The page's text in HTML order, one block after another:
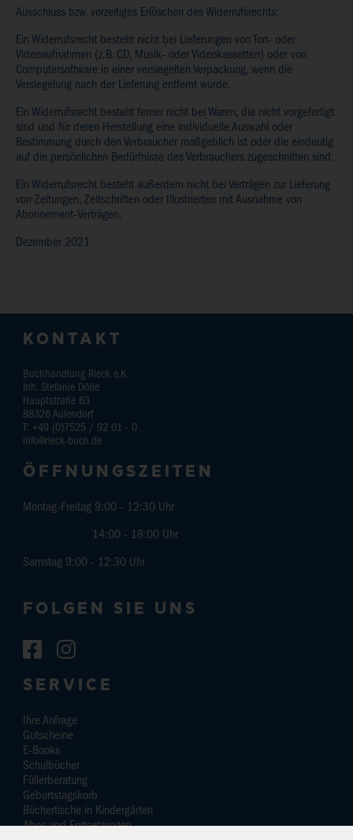
Ausschluss bzw. vorzeitiges Erlöschen des Widerrufsrechts:
Ein Widerrufsrecht besteht nicht bei Lieferungen von Ton- oder
Videoaufnahmen (z.B. CD, Musik- oder Videokassetten) oder von
Computersoftware in einer versiegelten Verpackung, wenn die
Versiegelung nach der Lieferung entfernt wurde.
Ein Widerrufsrecht besteht ferner nicht bei Waren, die nicht vorgefertigt
sind und für deren Herstellung eine individuelle Auswahl oder
Bestimmung durch den Verbraucher maßgeblich ist oder die eindeutig
auf die persönlichen Bedürfnisse des Verbrauchers zugeschnitten sind.
Ein Widerrufsrecht besteht außerdem nicht bei Verträgen zur Lieferung
von Zeitungen, Zeitschriften oder Illustrierten mit Ausnahme von
Abonnement-Verträgen.
Dezember 2021
KONTAKT
Buchhandlung Rieck e.K.
Inh. Stefanie Dölle
Hauptstraße 63
88326 Aulendorf
T: +49 (0)7525 / 92 01 - 0
info@rieck-buch.de
ÖFFNUNGSZEITEN
Montag-Freitag 9:00 - 12:30 Uhr
14:00 - 18:00 Uhr
Samstag 9:00 - 12:30 Uhr
FOLGEN SIE UNS
SERVICE
Ihre Anfrage
Gutscheine
E-Books
Schulbücher
Füllerberatung
Geburtstagskorb
Büchertische in Kindergärten
Abos und Fortsetzungen